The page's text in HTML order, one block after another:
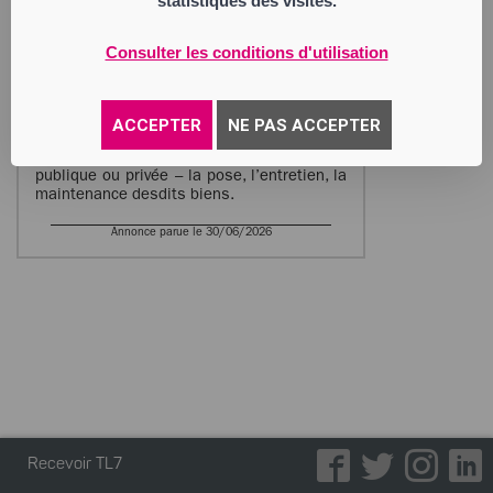
Consulter les conditions d'utilisation
ACCEPTER NE PAS ACCEPTER
450 309 208 RCS Saint Etienne
vente, la représentation, la
commercialisation, l’importation,
destinés à l’aménagement de l’espace
notamment de tout sol, pour tout usage
publique ou privée – la pose, l’entretien, la
maintenance desdits biens.
Annonce parue le 30/06/2026
Recevoir TL7